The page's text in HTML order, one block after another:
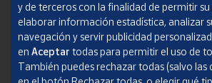
Aviso legal
Condiciones del servicio
Política de Privacidad Web
y de terceros con la finalidad de permitir
elaborar información estadística, analizar
navegación y servir publicidad
en Aceptar todas para permitir el uso de
También puedes rechazar todas (salvo las